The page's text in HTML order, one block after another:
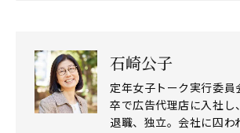
石崎公子
定年女子トーク実行委員
卒で広告代理店に入社し
退職、独立。会社に囚わ